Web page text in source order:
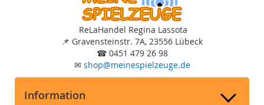
ReLaHandel Regina Lassota
📌 Gravensteinstr. 7A, 23556 Lübeck
☎ 0451 479 26 98
✉ shop@meinespielzeuge.de
Information